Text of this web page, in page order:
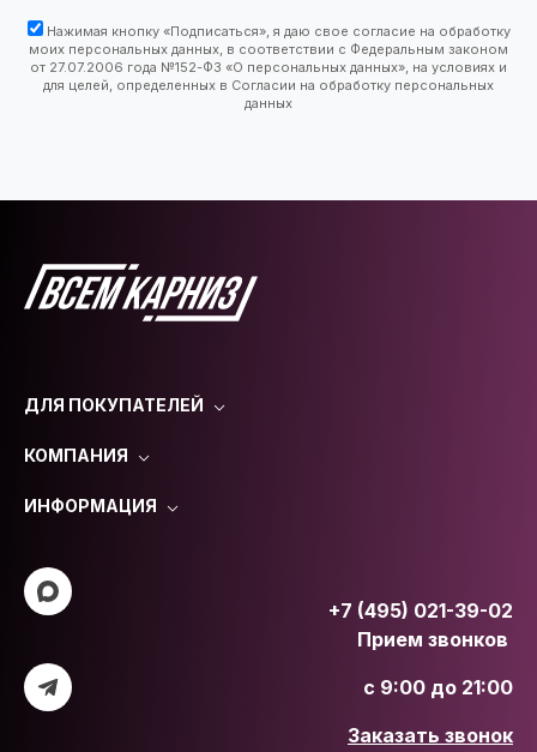
Нажимая кнопку «Подписаться», я даю свое согласие на обработку
моих персональных данных, в соответствии с Федеральным законом
от 27.07.2006 года №152-ФЗ «О персональных данных», на условиях и
для целей, определенных в Согласии на обработку персональных
данных
ДЛЯ ПОКУПАТЕЛЕЙ
КОМПАНИЯ
ИНФОРМАЦИЯ
+7 (495) 021-39-02
Прием звонков
с 9:00 до 21:00
Заказать звонок